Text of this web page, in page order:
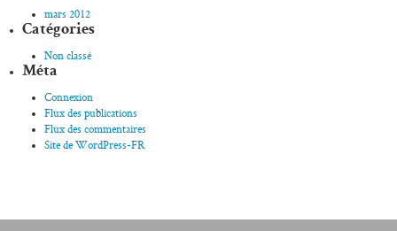
mars 2012
Catégories
Non classé
Méta
Connexion
Flux des publications
Flux des commentaires
Site de WordPress-FR